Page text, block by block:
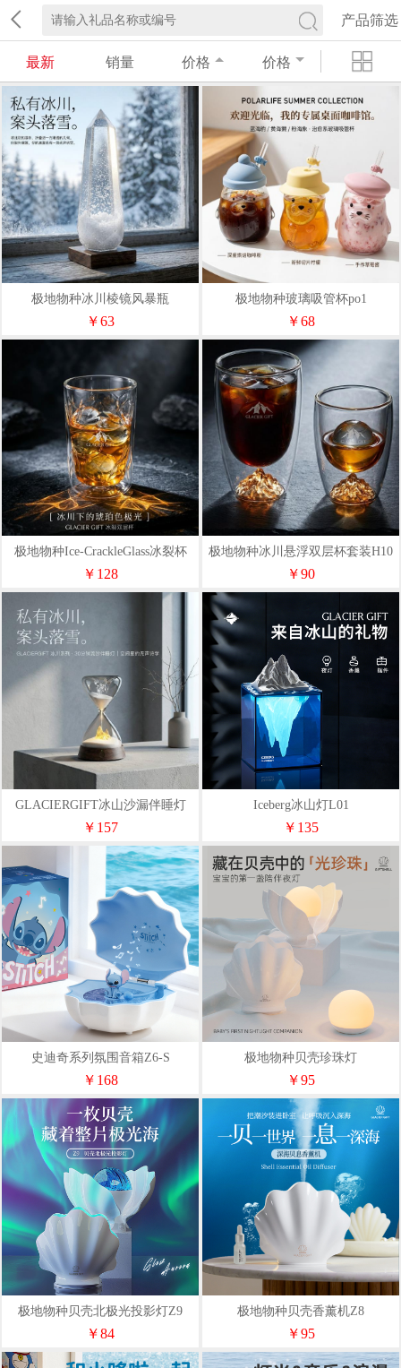
产品筛选
最新 销量 价格 价格
极地物种冰川棱镜风暴瓶
￥63
极地物种玻璃吸管杯po1
￥68
极地物种Ice-CrackleGlass冰裂杯
H15
￥128
极地物种冰川悬浮双层杯套装H10
￥90
GLACIERGIFT冰山沙漏伴睡灯
￥157
Iceberg冰山灯L01
￥135
史迪奇系列氛围音箱Z6-S
￥168
极地物种贝壳珍珠灯
￥95
极地物种贝壳北极光投影灯Z9
￥84
极地物种贝壳香薰机Z8
￥95